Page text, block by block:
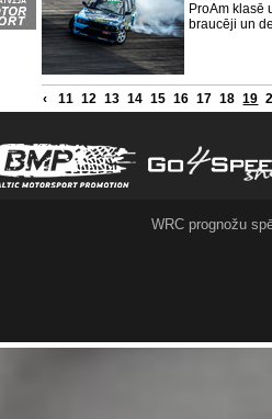
ProAm klasē
braucēji un
‹ 11 12 13 14 15 16 17 18 19
WRC prognožu